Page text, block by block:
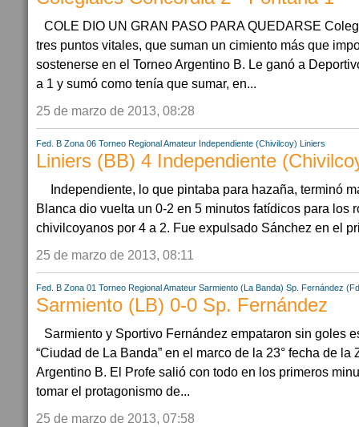
COLE DIO UN GRAN PASO PARA QUEDARSE
tres puntos vitales, que suman un cimiento más que
sostenerse en el Torneo Argentino B. Le ganó a
a 1 y sumó como tenía que sumar, en...
25 de marzo de 2013, 08:28
Fed. B Zona 06 Torneo Regional Amateur Independiente (Chivilcoy) Liniers
Liniers (BB) 4 Independiente
Independiente, lo que pintaba para hazaña, terminó
Blanca dio vuelta un 0-2 en 5 minutos fatídicos para los
chivilcoyanos por 4 a 2. Fue expulsado Sánchez en el
25 de marzo de 2013, 08:11
Fed. B Zona 01 Torneo Regional Amateur Sarmiento (La Banda) Sp. Fernández
Sarmiento (LB) 0-0 Sp. Fernández
Sarmiento y Sportivo Fernández empataron sin goles
“Ciudad de La Banda” en el marco de la 23° fecha de la
Argentino B. El Profe salió con todo en los primeros
tomar el protagonismo de...
25 de marzo de 2013, 07:58